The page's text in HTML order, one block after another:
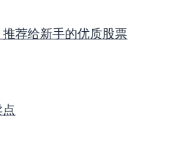
荐给新手的优质股票